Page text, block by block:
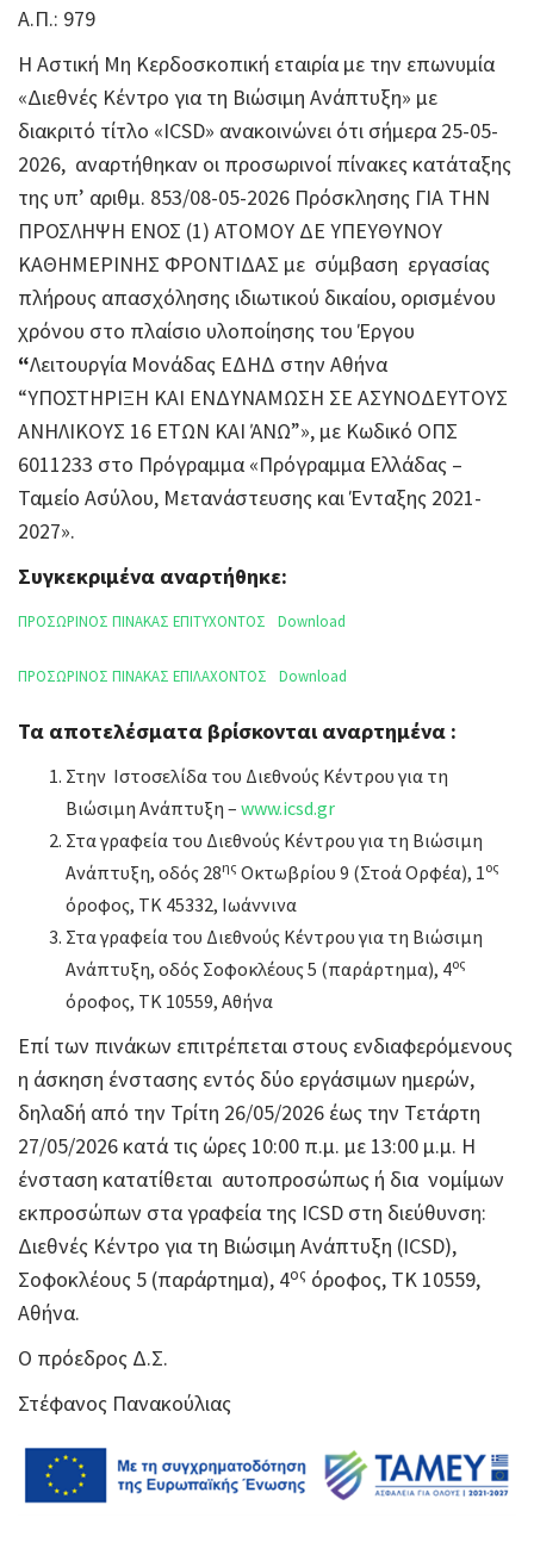
Α.Π.: 979
Η Αστική Μη Κερδοσκοπική εταιρία με την επωνυμία
«Διεθνές Κέντρο για τη Βιώσιμη Ανάπτυξη» με
διακριτό τίτλο «ICSD» ανακοινώνει ότι σήμερα 25-05-
2026, αναρτήθηκαν οι προσωρινοί πίνακες κατάταξης
της υπ’ αριθμ. 853/08-05-2026 Πρόσκλησης ΓΙΑ ΤΗΝ
ΠΡΟΣΛΗΨΗ ΕΝΟΣ (1) ΑΤΟΜΟΥ ΔΕ ΥΠΕΥΘΥΝΟΥ
ΚΑΘΗΜΕΡΙΝΗΣ ΦΡΟΝΤΙΔΑΣ με σύμβαση εργασίας
πλήρους απασχόλησης ιδιωτικού δικαίου, ορισμένου
χρόνου στο πλαίσιο υλοποίησης του Έργου
“Λειτουργία Μονάδας ΕΔΗΔ στην Αθήνα
“ΥΠΟΣΤΗΡΙΞΗ ΚΑΙ ΕΝΔΥΝΑΜΩΣΗ ΣΕ ΑΣΥΝΟΔΕΥΤΟΥΣ
ΑΝΗΛΙΚΟΥΣ 16 ΕΤΩΝ ΚΑΙ ΆΝΩ”», με Κωδικό ΟΠΣ
6011233 στο Πρόγραμμα «Πρόγραμμα Ελλάδας –
Ταμείο Ασύλου, Μετανάστευσης και Ένταξης 2021-
2027».
Συγκεκριμένα αναρτήθηκε:
ΠΡΟΣΩΡΙΝΟΣ ΠΙΝΑΚΑΣ ΕΠΙΤΥΧΟΝΤΟΣ Download
ΠΡΟΣΩΡΙΝΟΣ ΠΙΝΑΚΑΣ ΕΠΙΛΑΧΟΝΤΟΣ Download
Τα αποτελέσματα βρίσκονται αναρτημένα :
Στην Ιστοσελίδα του Διεθνούς Κέντρου για τη
Βιώσιμη Ανάπτυξη – www.icsd.gr
Στα γραφεία του Διεθνούς Κέντρου για τη Βιώσιμη
Ανάπτυξη, οδός 28ης Οκτωβρίου 9 (Στοά Ορφέα), 1ος
όροφος, ΤΚ 45332, Ιωάννινα
Στα γραφεία του Διεθνούς Κέντρου για τη Βιώσιμη
Ανάπτυξη, οδός Σοφοκλέους 5 (παράρτημα), 4ος
όροφος, ΤΚ 10559, Αθήνα
Επί των πινάκων επιτρέπεται στους ενδιαφερόμενους
η άσκηση ένστασης εντός δύο εργάσιμων ημερών,
δηλαδή από την Τρίτη 26/05/2026 έως την Τετάρτη
27/05/2026 κατά τις ώρες 10:00 π.μ. με 13:00 μ.μ. Η
ένσταση κατατίθεται αυτοπροσώπως ή δια νομίμων
εκπροσώπων στα γραφεία της ICSD στη διεύθυνση:
Διεθνές Κέντρο για τη Βιώσιμη Ανάπτυξη (ICSD),
Σοφοκλέους 5 (παράρτημα), 4ος όροφος, ΤΚ 10559,
Αθήνα.
Ο πρόεδρος Δ.Σ.
Στέφανος Πανακούλιας